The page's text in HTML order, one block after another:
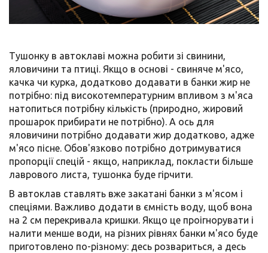
Тушонку в автоклаві можна робити зі свинини,
яловичини та птиці. Якщо в основі - свиняче м'ясо,
качка чи курка, додатково додавати в банки жир не
потрібно: під високотемпературним впливом з м'яса
натопиться потрібну кількість (природно, жировий
прошарок прибирати не потрібно). А ось для
яловичини потрібно додавати жир додатково, адже
м'ясо пісне. Обов'язково потрібно дотримуватися
пропорції спецій - якщо, наприклад, покласти більше
лаврового листа, тушонка буде гірчити.
В автоклав ставлять вже закатані банки з м'ясом і
спеціями. Важливо додати в ємність воду, щоб вона
на 2 см перекривала кришки. Якщо це проігнорувати і
налити менше води, на різних рівнях банки м'ясо буде
приготовлено по-різному: десь розвариться, а десь